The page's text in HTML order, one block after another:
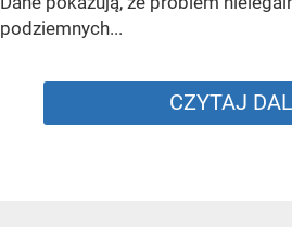
podziemnych...
CZYTAJ